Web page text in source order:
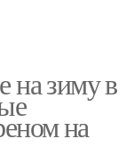
на зиму в
на